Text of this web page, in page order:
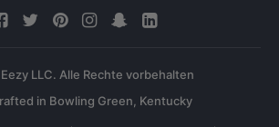
LLC. Alle Rechte vorbehalten